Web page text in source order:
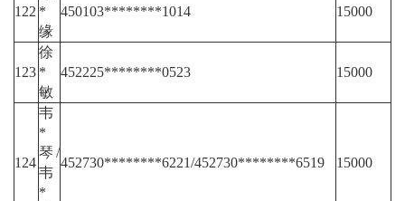
122 *
缘
450103********1014 15000
123
徐
*
敏
452225********0523 15000
124
韦
*
琴/
韦
*
452730********6221/452730********6519 15000